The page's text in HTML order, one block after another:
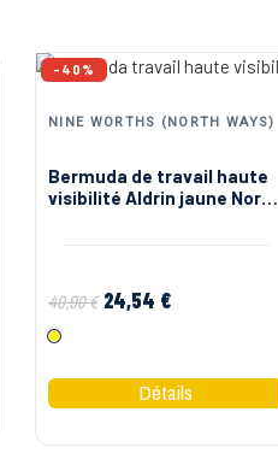
NINE WORTHS (NORTH WAYS)
Bermuda de travail haute
visibilité Aldrin jaune North
40,90 € 24,54 €
Jaune Fluo
-40%